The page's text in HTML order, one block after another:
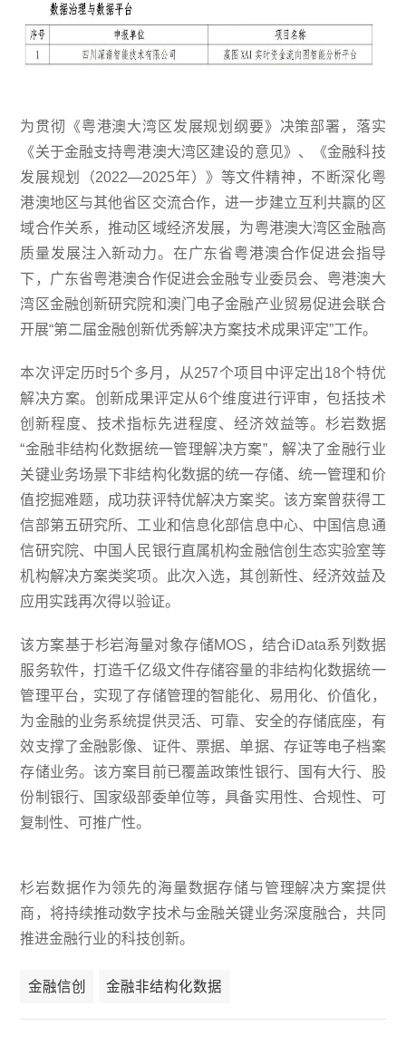
为贯彻《粤港澳大湾区发展规划纲要》决策部署，落实
《关于金融支持粤港澳大湾区建设的意见》、《金融科技
发展规划（2022—2025年）》等文件精神，不断深化粤
港澳地区与其他省区交流合作，进一步建立互利共赢的区
域合作关系，推动区域经济发展，为粤港澳大湾区金融高
质量发展注入新动力。在广东省粤港澳合作促进会指导
下，广东省粤港澳合作促进会金融专业委员会、粤港澳大
湾区金融创新研究院和澳门电子金融产业贸易促进会联合
开展“第二届金融创新优秀解决方案技术成果评定”工作。
本次评定历时5个多月，从257个项目中评定出18个特优
解决方案。创新成果评定从6个维度进行评审，包括技术
创新程度、技术指标先进程度、经济效益等。杉岩数据
“金融非结构化数据统一管理解决方案”，解决了金融行业
关键业务场景下非结构化数据的统一存储、统一管理和价
值挖掘难题，成功获评特优解决方案奖。该方案曾获得工
信部第五研究所、工业和信息化部信息中心、中国信息通
信研究院、中国人民银行直属机构金融信创生态实验室等
机构解决方案类奖项。此次入选，其创新性、经济效益及
应用实践再次得以验证。
该方案基于杉岩海量对象存储MOS，结合iData系列数据
服务软件，打造千亿级文件存储容量的非结构化数据统一
管理平台，实现了存储管理的智能化、易用化、价值化，
为金融的业务系统提供灵活、可靠、安全的存储底座，有
效支撑了金融影像、证件、票据、单据、存证等电子档案
存储业务。该方案目前已覆盖政策性银行、国有大行、股
份制银行、国家级部委单位等，具备实用性、合规性、可
复制性、可推广性。
杉岩数据作为领先的海量数据存储与管理解决方案提供
商，将持续推动数字技术与金融关键业务深度融合，共同
推进金融行业的科技创新。
金融信创 金融非结构化数据